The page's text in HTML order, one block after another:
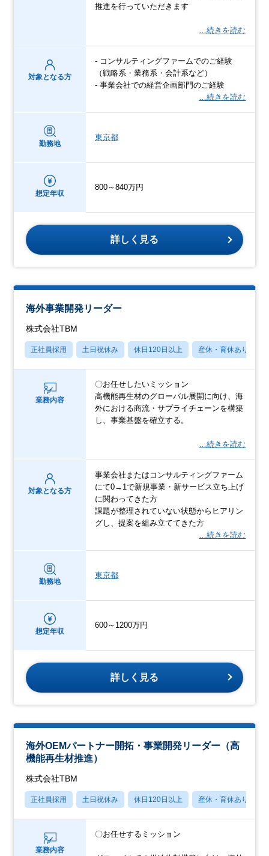
推進を行っていただきます
…続きを読む
対象となる方
- コンサルティングファームでのご経験
（戦略系・業務系・会計系など）
- 事業会社での経営企画部門のご経験
…続きを読む
勤務地
東京都
想定年収
800～840万円
詳しく見る
海外事業開発リーダー
株式会社TBM
正社員採用 土日祝休み 休日120日以上 産休・育休あり
業務内容
〇お任せしたいミッション
高機能再生材のグローバル展開に向け、海
外における商流・サプライチェーンを構築
し、事業基盤を確立する。
…続きを読む
対象となる方
事業会社またはコンサルティングファーム
にて0→1で新規事業・新サービス立ち上げ
に関わってきた方
課題が整理されていない状態からヒアリン
グし、提案を組み立ててきた方
…続きを読む
勤務地
東京都
想定年収
600～1200万円
詳しく見る
海外OEMパートナー開拓・事業開発リーダー（高
機能再生材推進）
株式会社TBM
正社員採用 土日祝休み 休日120日以上 産休・育休あり
業務内容
〇お任せするミッション